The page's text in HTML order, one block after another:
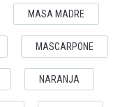
MASA MADRE
MASCARPONE
NARANJA